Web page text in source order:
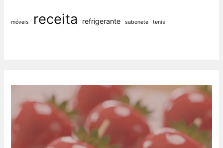
móveis receita refrigerante sabonete tenis